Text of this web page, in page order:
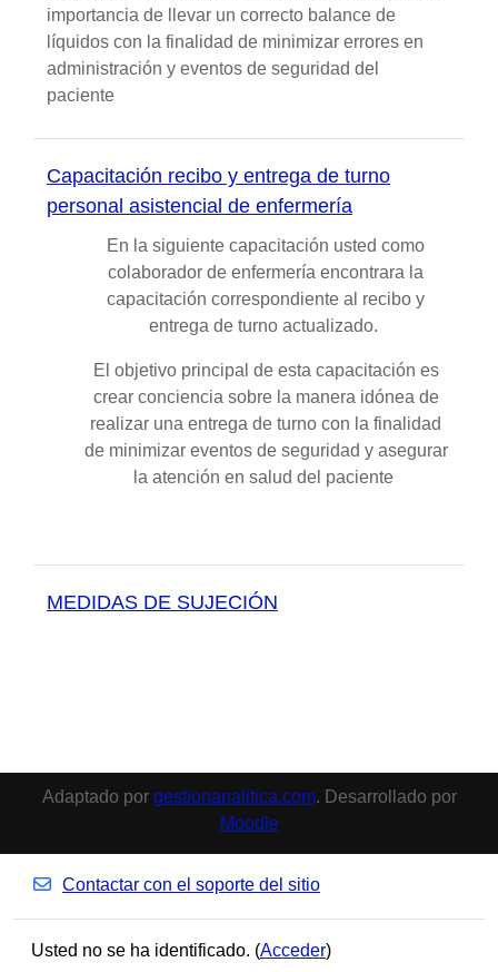
importancia de llevar un correcto balance de
líquidos con la finalidad de minimizar errores en
administración y eventos de seguridad del
paciente
Capacitación recibo y entrega de turno
personal asistencial de enfermería
En la siguiente capacitación usted como
colaborador de enfermería encontrara la
capacitación correspondiente al recibo y
entrega de turno actualizado.
El objetivo principal de esta capacitación es
crear conciencia sobre la manera idónea de
realizar una entrega de turno con la finalidad
de minimizar eventos de seguridad y asegurar
la atención en salud del paciente
MEDIDAS DE SUJECIÓN
Adaptado por gestionanalitica.com. Desarrollado por
Moodle
Contactar con el soporte del sitio
Usted no se ha identificado. (Acceder)